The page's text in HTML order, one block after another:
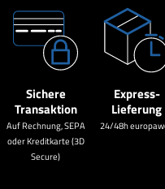
Sichere
Transaktion
Auf Rechnung, SEPA
oder Kreditkarte (3D
Secure)
Express-
Lieferung
24/48h